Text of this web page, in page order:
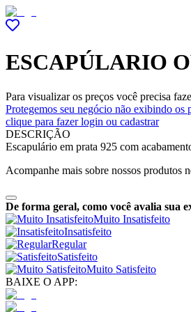
ESCAPÚLARIO
Para visualizar os preços você precisa
Protegemos seu negócio não exibindo os
clique para fazer login ou cadastrar
DESCRIÇÃO
Escapulário em prata 925 com
Acompanhe mais sobre nossos produtos
De forma geral, como você avalia sua
Muito Insatisfeito
Insatisfeito
Regular
Satisfeito
Muito Satisfeito
BAIXE O APP: